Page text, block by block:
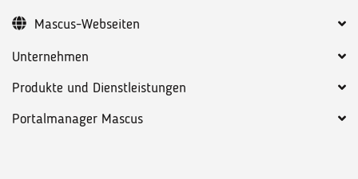
Unternehmen
Produkte und Dienstleistungen
Portalmanager Mascus
Mascus-Webseiten